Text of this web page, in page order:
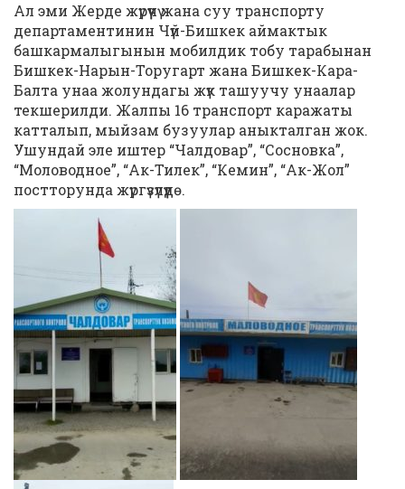
Ал эми Жерде жүрүүчү жана суу транспорту
департаментинин Чүй-Бишкек аймактык
башкармалыгынын мобилдик тобу тарабынан
Бишкек-Нарын-Торугарт жана Бишкек-Кара-
Балта унаа жолундагы жүк ташуучу унаалар
текшерилди. Жалпы 16 транспорт каражаты
катталып, мыйзам бузуулар аныкталган жок.
Ушундай эле иштер “Чалдовар”, “Сосновка”,
“Моловодное”, “Ак-Тилек”, “Кемин”, “Ак-Жол”
постторунда жүргүзүлүүдө.